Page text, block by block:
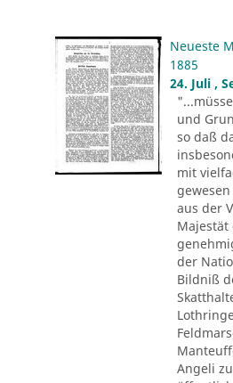
Neueste
1885
24. Juli ,
und
so daß
mit
aus der
Majestät
der
Bildniß
Angeli